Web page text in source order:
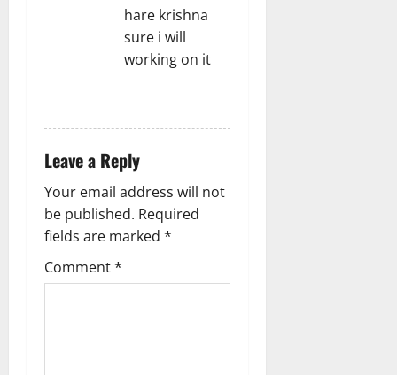
hare krishna
sure i will
working on it
Leave a Reply
Your email address will not
be published. Required
fields are marked *
Comment*